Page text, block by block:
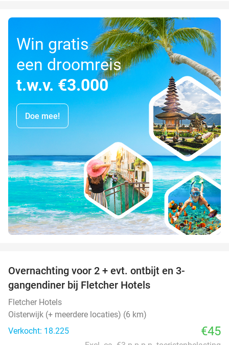
Win gratis
een droomreis
t.w.v. €3.000
Doe mee!
Overnachting voor 2 + evt. ontbijt en 3-
gangendiner bij Fletcher Hotels
Fletcher Hotels
Oisterwijk (+ meerdere locaties) (6 km)
Verkocht: 18.225
€45